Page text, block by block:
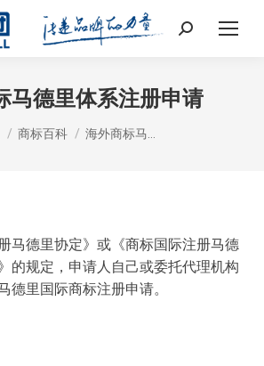
Search:
马德里体系注册申请
这里：
商标百科 海外商标马…
马德里协定》或《商标国际注册马德
的规定，申请人自己或委托代理机构
德里国际商标注册申请。